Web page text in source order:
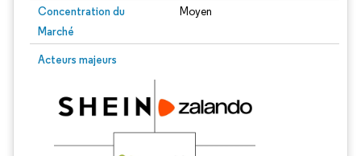
Concentration du
Marché
Moyen
Acteurs majeurs
Image © Mordor Intelligence. La réutilisation nécessite une attribution sous CC